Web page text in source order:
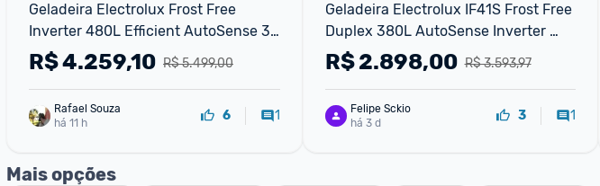
Geladeira Electrolux Frost Free
Inverter 480L Efficient AutoSense 3
Portas Inox Look (IM7S) 220V
R$ 5.499,00
R$4.259,10
Rafael Souza
há 11 h
6 1
Geladeira Electrolux IF41S Frost Free
Duplex 380L AutoSense Inverter
Inox Look Econômica Silenciosa -
110V
R$ 3.593,97
R$2.898,00
Felipe Sckio
há 3 d
3 1
Mais opções